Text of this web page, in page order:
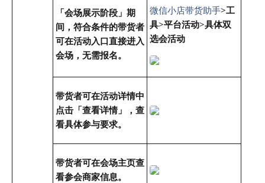
「会场展示阶段」期
间，符合条件的带货者
可在活动入口直接进入
会场，无需报名。
微信小店带货助手>工
具>平台活动>具体双
选会活动
带货者可在活动详情中
点击「查看详情」，查
看具体参与要求。
带货者可在会场主页查
看参会商家信息。